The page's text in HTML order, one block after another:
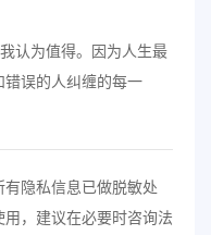
认为值得。因为人生最
误的人纠缠的每一
隐私信息已做脱敏处
，建议在必要时咨询法